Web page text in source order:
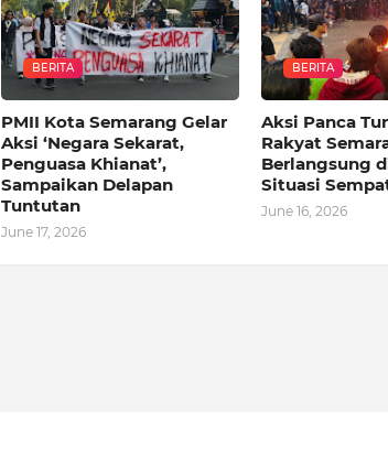
BERITA
PMII Kota Semarang Gelar
Aksi ‘Negara Sekarat,
Penguasa Khianat’,
Sampaikan Delapan
Tuntutan
June 17, 2026
BERITA
Aksi Panca
Rakyat
Berlangsung
Situasi
June 16, 2026